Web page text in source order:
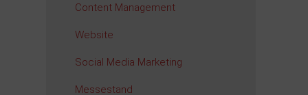
Content Management
Website
Social Media Marketing
Messestand